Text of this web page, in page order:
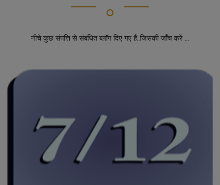
नीचे कुछ संपत्ति से संबंधित ब्लॉग दिए गए हैं..जिसकी जाँच करें ...